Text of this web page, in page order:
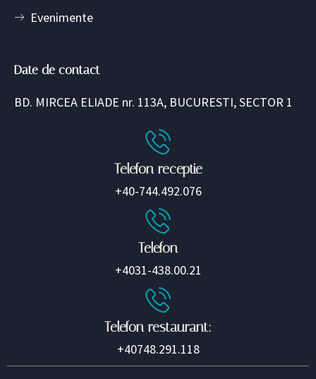
Evenimente
Date de contact
BD. MIRCEA ELIADE nr. 113A, BUCURESTI, SECTOR 1
Telefon receptie
+40-744.492.076
Telefon
+4031-438.00.21
Telefon restaurant:
+40748.291.118